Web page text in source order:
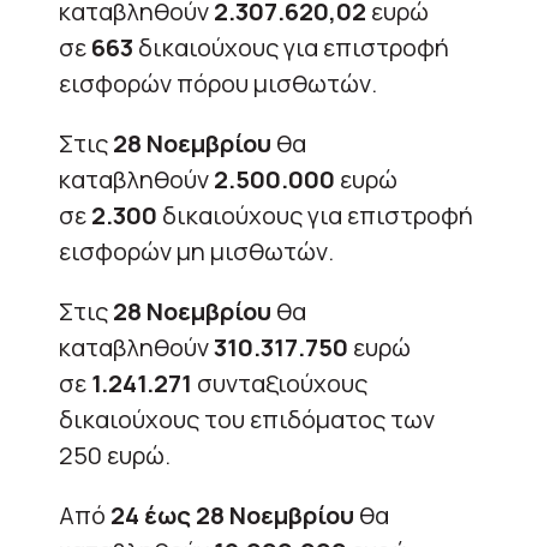
καταβληθούν2.307.620,02 ευρώ
σε663 δικαιούχους για επιστροφή
εισφορών πόρου μισθωτών.
Στις28 Νοεμβρίου θα
καταβληθούν2.500.000 ευρώ
σε2.300 δικαιούχους για επιστροφή
εισφορών μη μισθωτών.
Στις28 Νοεμβρίου θα
καταβληθούν310.317.750 ευρώ
σε1.241.271 συνταξιούχους
δικαιούχους του επιδόματος των
250 ευρώ.
Από 24 έως 28 Νοεμβρίου θα